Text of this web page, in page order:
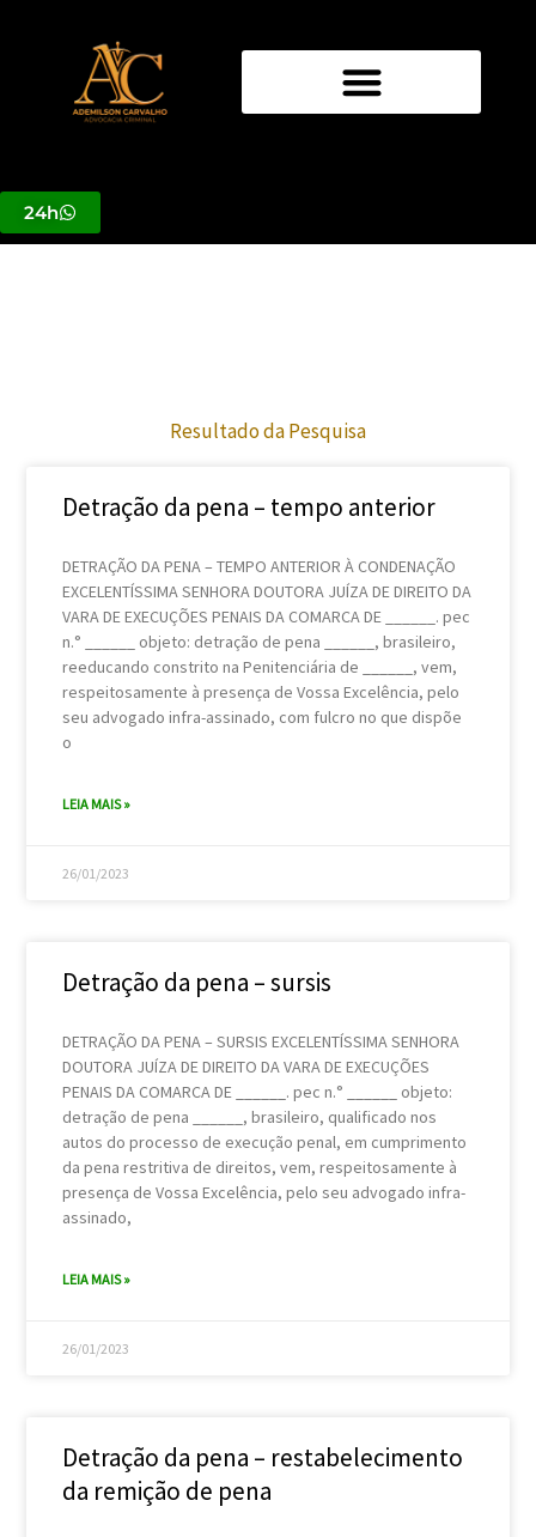
conteúdo
24h
Detração da Pena
Resultado da Pesquisa
Detração da pena – tempo anterior
DETRAÇÃO DA PENA – TEMPO ANTERIOR À CONDENAÇÃO
EXCELENTÍSSIMA SENHORA DOUTORA JUÍZA DE DIREITO DA
VARA DE EXECUÇÕES PENAIS DA COMARCA DE ______. pec
n.° ______ objeto: detração de pena ______, brasileiro,
reeducando constrito na Penitenciária de ______, vem,
respeitosamente à presença de Vossa Excelência, pelo
seu advogado infra-assinado, com fulcro no que dispõe
o
LEIA MAIS »
26/01/2023
Detração da pena – sursis
DETRAÇÃO DA PENA – SURSIS EXCELENTÍSSIMA SENHORA
DOUTORA JUÍZA DE DIREITO DA VARA DE EXECUÇÕES
PENAIS DA COMARCA DE ______. pec n.° ______ objeto:
detração de pena ______, brasileiro, qualificado nos
autos do processo de execução penal, em cumprimento
da pena restritiva de direitos, vem, respeitosamente à
presença de Vossa Excelência, pelo seu advogado infra-
assinado,
LEIA MAIS »
26/01/2023
Detração da pena – restabelecimento
da remição de pena